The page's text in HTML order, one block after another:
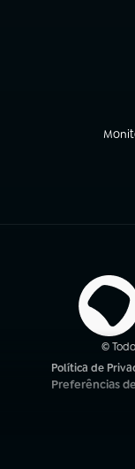
(abre
©
Política de
(abre em nova
Preferências